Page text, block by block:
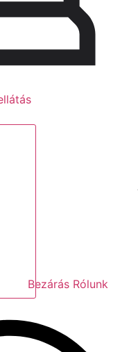
Bezárás Rólunk